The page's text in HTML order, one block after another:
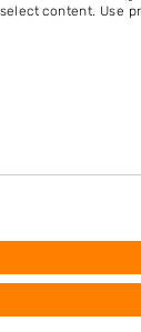
content. Use